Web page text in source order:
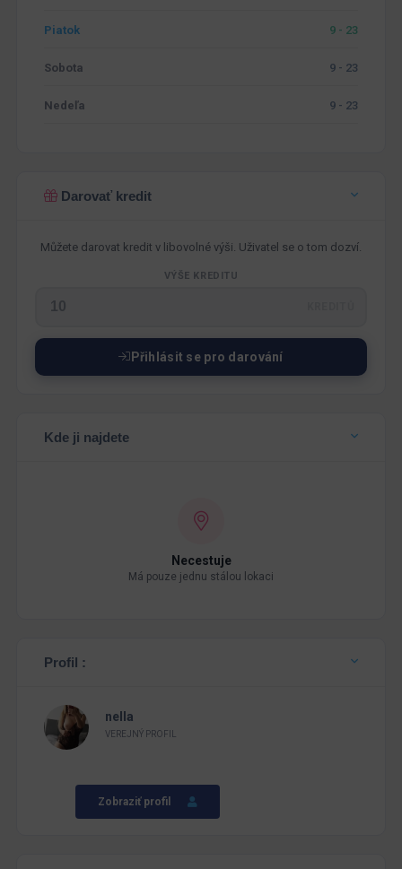
Piatok 9 - 23
Sobota 9 - 23
Nedeľa 9 - 23
Darovať kredit
Můžete darovat kredit v libovolné výši. Uživatel se o tom dozví.
VÝŠE KREDITU
Přihlásit se pro darování
Kde ji najdete
Necestuje
Má pouze jednu stálou lokaci
Profil :
nella
VEREJNÝ PROFIL
Zobraziť profil